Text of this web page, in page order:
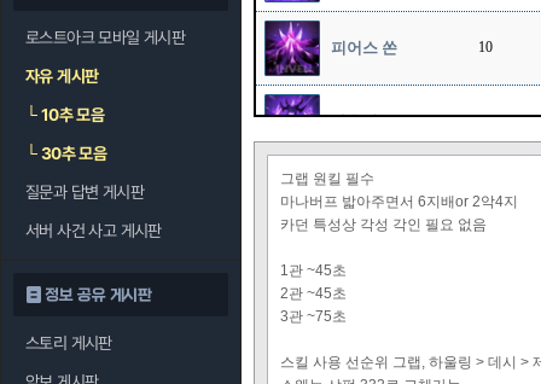
로스트아크 모바일 게시판
자유 게시판
└10추 모음
└30추 모음
질문과 답변 게시판
서버 사건 사고 게시판
정보 공유 게시판
스토리 게시판
피어스 쏜 10
하울링 12
데시메이트 12
루인 러쉬
그랩 원킬 필수
마나버프 밟아주면서 6지배or 2악4지
카던 특성상 각성 각인 필요 없음
1관 ~45초
2관 ~45초
3관 ~75초
스킬 사용 선순위 그랩, 하울링 > 데시 >